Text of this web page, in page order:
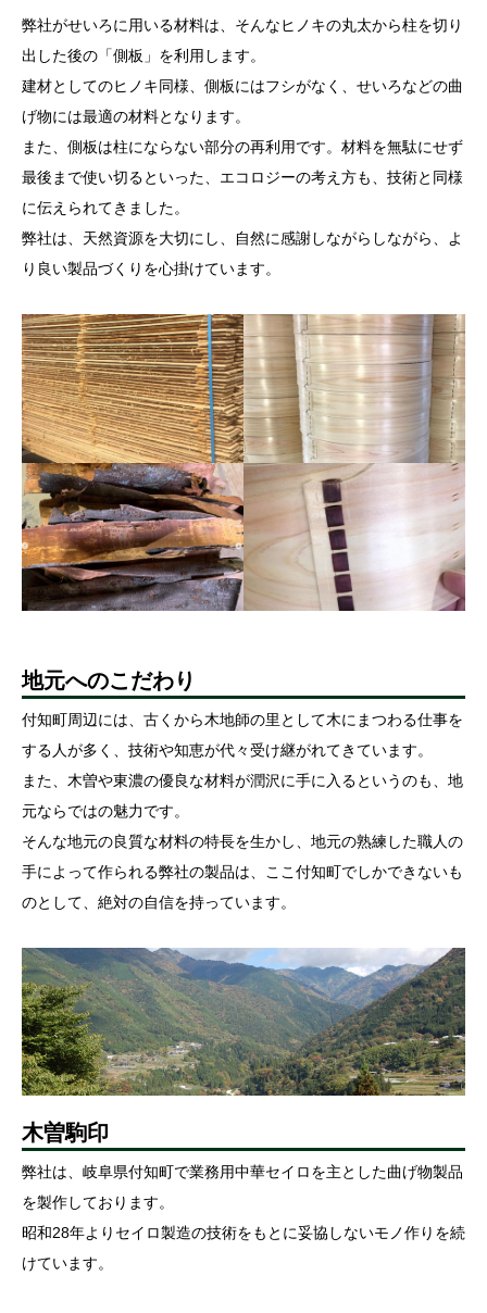
弊社がせいろに用いる材料は、そんなヒノキの丸太から柱を切り
出した後の「側板」を利用します。
建材としてのヒノキ同様、側板にはフシがなく、せいろなどの曲
げ物には最適の材料となります。
また、側板は柱にならない部分の再利用です。材料を無駄にせず
最後まで使い切るといった、エコロジーの考え方も、技術と同様
に伝えられてきました。
弊社は、天然資源を大切にし、自然に感謝しながらしながら、よ
り良い製品づくりを心掛けています。
地元へのこだわり
付知町周辺には、古くから木地師の里として木にまつわる仕事を
する人が多く、技術や知恵が代々受け継がれてきています。
また、木曽や東濃の優良な材料が潤沢に手に入るというのも、地
元ならではの魅力です。
そんな地元の良質な材料の特長を生かし、地元の熟練した職人の
手によって作られる弊社の製品は、ここ付知町でしかできないも
のとして、絶対の自信を持っています。
木曽駒印
弊社は、岐阜県付知町で業務用中華セイロを主とした曲げ物製品
を製作しております。
昭和28年よりセイロ製造の技術をもとに妥協しないモノ作りを続
けています。